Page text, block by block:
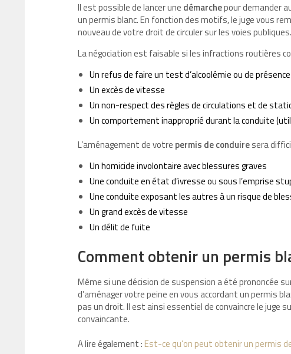
Il est possible de lancer une démarchepour demander
un permis blanc. En fonction des motifs, le juge vous
nouveau de votre droit de circuler sur les voies publiques.
La négociation est faisable si les infractions routières
Un refus de faire un test d’alcoolémie ou de
Un excès de vitesse
Un non-respect des règles de circulations et de
Un comportement inapproprié durant la conduite
L’aménagement de votre permis de conduiresera
Un homicide involontaire avec blessures graves
Une conduite en état d’ivresse ou sous l’emprise
Une conduite exposant les autres à un risque de
Un grand excès de vitesse
Un délit de fuite
Comment obtenir un permis
Même si une décision de suspension a été prononcée
d’aménager votre peine en vous accordant un permis
pas un droit. Il est ainsi essentiel de convaincre le juge
convaincante.
A lire également : Est-ce qu’on peut obtenir un permis